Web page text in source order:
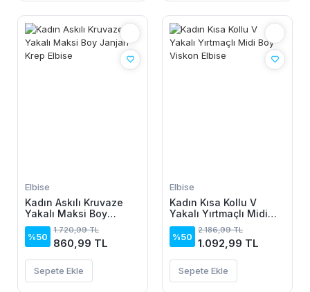
Elbise
Kadın Askılı Kruvaze
Yakalı Maksi Boy
Janjan Krep Elbise
%50
1.720,99 TL
860,99 TL
Sepete Ekle
Elbise
Kadın Kısa Kollu V
Yakalı Yırtmaçlı Midi
Boy Viskon Elbise
%50
2.186,99 TL
1.092,99 TL
Sepete Ekle